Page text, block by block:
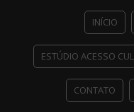
INÍCIO
ESTÚDIO ACESSO
CONTATO